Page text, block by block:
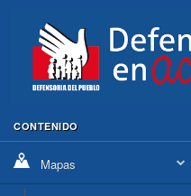
CONTENIDO
Mapas